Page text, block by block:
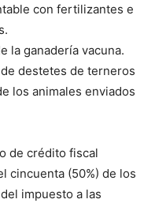
con fertilizantes e
la ganadería vacuna.
destetes de terneros
los animales enviados
de crédito fiscal
cincuenta (50%) de los
impuesto a las